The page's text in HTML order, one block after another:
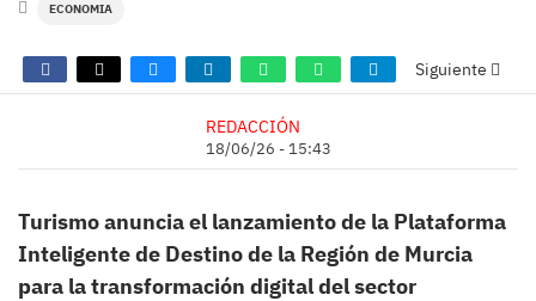
ECONOMIA
Siguiente
REDACCIÓN
18/06/26 - 15:43
Turismo anuncia el lanzamiento de la Plataforma
Inteligente de Destino de la Región de Murcia
para la transformación digital del sector